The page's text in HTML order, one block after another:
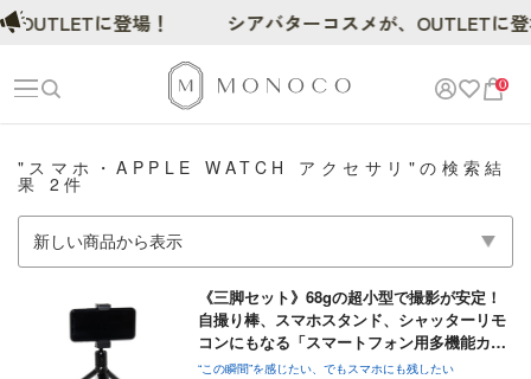
0
"スマホ・APPLE WATCH アクセサリ"の検索結
果 2件
《三脚セット》68gの超小型で撮影が安定！
自撮り棒、スマホスタンド、シャッターリモ
コンにもなる「スマートフォン用多機能カ…
“この瞬間”を感じたい、でもスマホにも残したい
OUTLETに登場！ シアバターコスメが、OUTLETに登